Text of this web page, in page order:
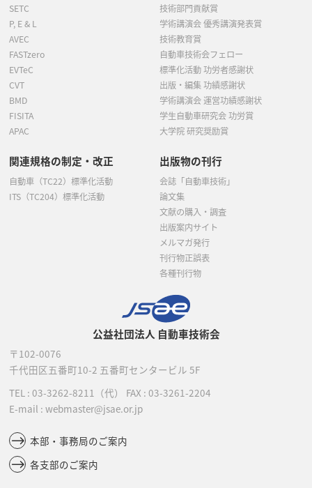
公益社団法人 自動車技術会
〒102-0076
千代田区五番町10-2 五番町センタービル 5F
TEL : 03-3262-8211 （代） FAX : 03-3261-2204
E-mail : webmaster@jsae.or.jp
本部・事務局のご案内
各支部のご案内
SETC
P, E & L
AVEC
FASTzero
EVTeC
CVT
BMD
FISITA
APAC
技術部門貢献賞
学術講演会 優秀講演発表賞
技術教育賞
自動車技術会フェロー
標準化活動 功労者感謝状
出版・編集 功績感謝状
学術講演会 運営功績感謝状
学生自動車研究会 功労賞
大学院 研究奨励賞
関連規格の制定・改正
自動車（TC22）標準化活動
ITS（TC204）標準化活動
出版物の刊行
会誌「自動車技術」
論文集
文献の購入・調査
出版案内サイト
メルマガ発行
刊行物正誤表
各種刊行物